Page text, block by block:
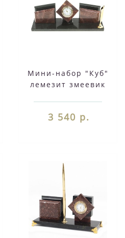
Мини-набор "Куб"
лемезит змеевик
3 540 р.